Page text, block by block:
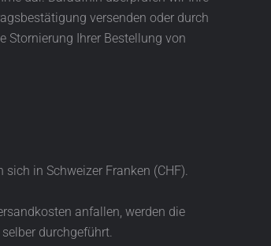
versenden oder durch
Stornierung Ihrer Bestellung von
in Schweizer Franken (CHF).
anfallen, werden die
durchgeführt.